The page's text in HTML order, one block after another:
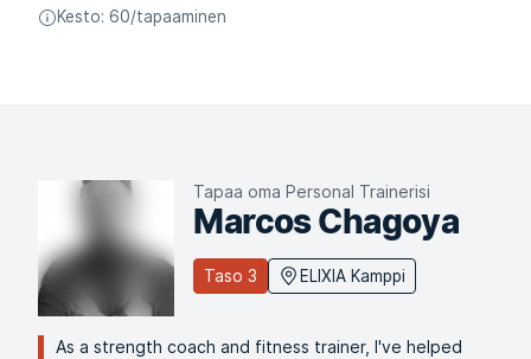
Kesto: 60/tapaaminen
Tapaa oma Personal Trainerisi
Marcos Chagoya
Taso 3 ELIXIA Kamppi
As a strength coach and fitness trainer, I've helped